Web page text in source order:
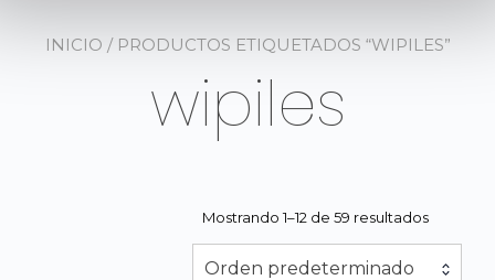
INICIO / PRODUCTOS ETIQUETADOS “WIPILES”
wipiles
Mostrando 1–12 de 59 resultados
Orden predeterminado